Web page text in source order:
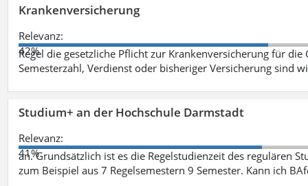
Krankenversicherung
Relevanz:
42%
Regel die gesetzliche Pflicht zur Krankenversicherung für
Semesterzahl, Verdienst oder bisheriger Versicherung sind
Studium+ an der Hochschule Darmstadt
Relevanz:
41%
an. Grundsätzlich ist es die Regelstudienzeit des regulären
zum Beispiel aus 7 Regelsemestern 9 Semester. Kann ich